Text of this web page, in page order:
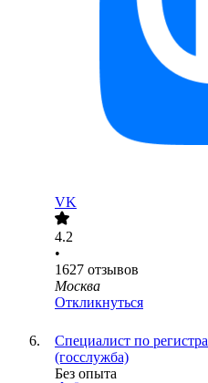
VK
4.2
•
1627 отзывов
Москва
Откликнуться
Специалист по
(госслужба)
Без опыта